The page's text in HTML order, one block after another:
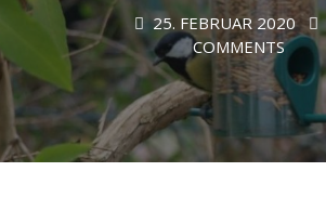
25. FEBRUAR 2020
COMMENTS